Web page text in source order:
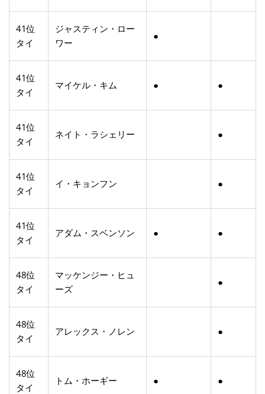
41位
タイ
ジャスティン・ロー
ワー
●
41位
タイ
マイケル・キム ● ●
41位
タイ
ネイト・ラシェリー ●
41位
タイ
イ・キョンフン ●
41位
タイ
アダム・スベンソン ● ●
48位
タイ
マッケンジー・ヒュ
ーズ
●
48位
タイ
アレックス・ノレン ●
48位
タイ
トム・ホーギー ● ●